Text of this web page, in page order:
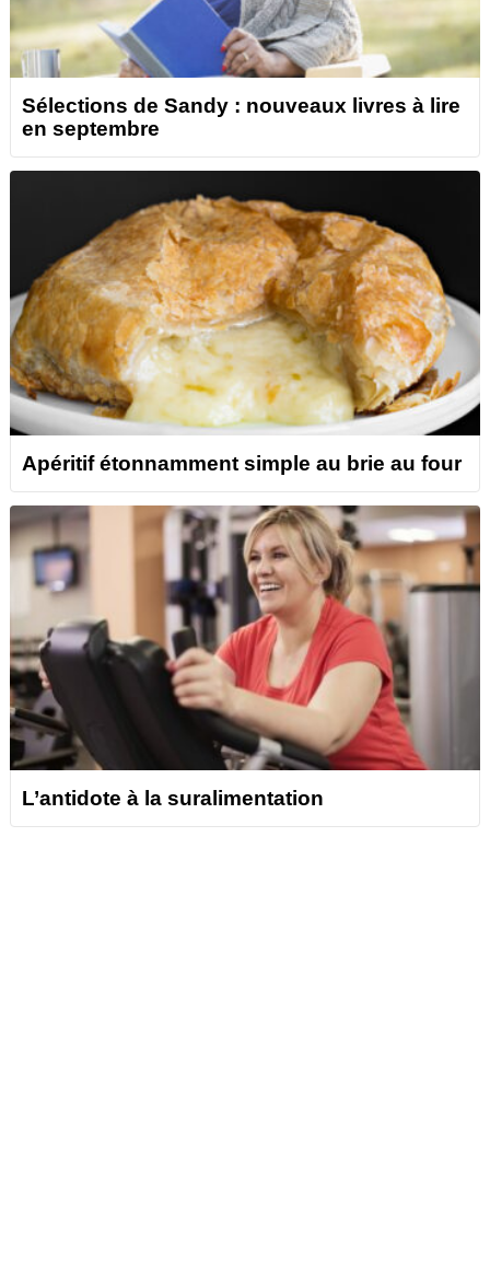
Sélections de Sandy : nouveaux livres à lire
en septembre
Apéritif étonnamment simple au brie au four
L’antidote à la suralimentation